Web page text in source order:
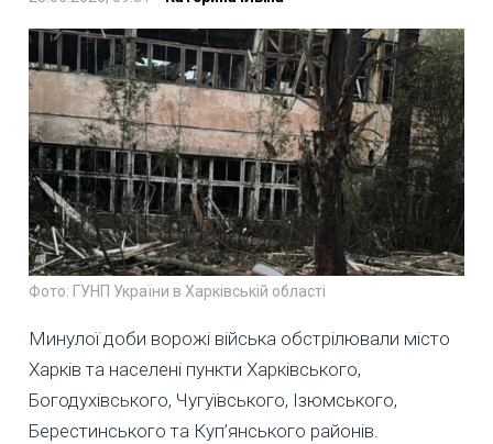
Фото: ГУНП України в Харківській області
Минулої доби ворожі війська обстрілювали місто
Харків та населені пункти Харківського,
Богодухівського, Чугуївського, Ізюмського,
Берестинського та Куп’янського районів.